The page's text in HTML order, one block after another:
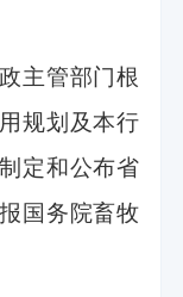
主管部门根
规划及本行
定和公布省
国务院畜牧